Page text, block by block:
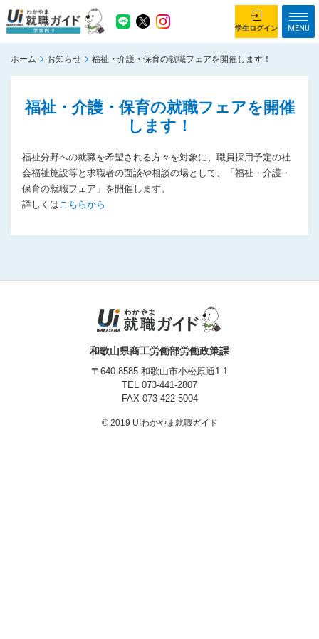
ホーム 企業を探す
ちょこっと仕事体験コース
イベント情報 はじめて利用する方へ
お知らせ
お問い合わせ
学生ログイン MENU
ホーム お知らせ 福祉・介護・保育の就職フェアを開催します！
福祉・介護・保育の就職フェアを開催
します！
福祉分野への就職を希望される方々を対象に、職員採用予定の社
会福祉施設等と求職者の面談や相談の場として、「福祉・介護・
保育の就職フェア」を開催します。
詳しくはこちらから
和歌山県商工労働部労働政策課
〒640-8585 和歌山市小松原通1-1
TEL 073-441-2807
FAX 073-422-5004
© 2019 UIわかやま就職ガイド